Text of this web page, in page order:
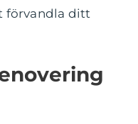
förvandla ditt